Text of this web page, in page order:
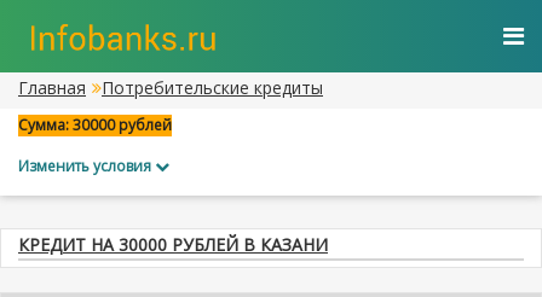
Главная Потребительские кредиты
КРЕДИТ НА 30000 РУБЛЕЙ В КАЗАНИ
Сумма: 30000 рублей
Изменить условия